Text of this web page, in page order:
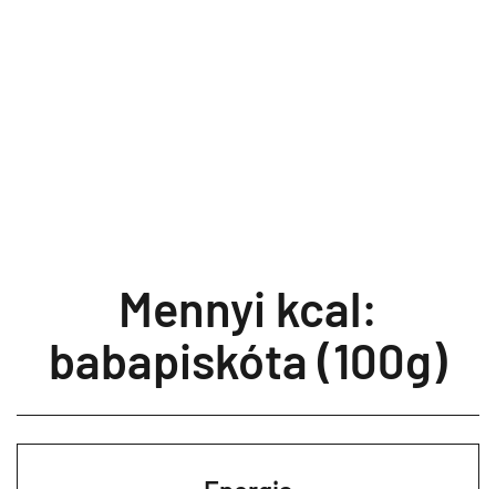
Mennyi kcal:
babapiskóta (100g)